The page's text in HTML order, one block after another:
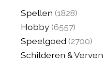
Spellen (1828)
Hobby (6557)
Speelgoed (2700)
Schilderen & Verven